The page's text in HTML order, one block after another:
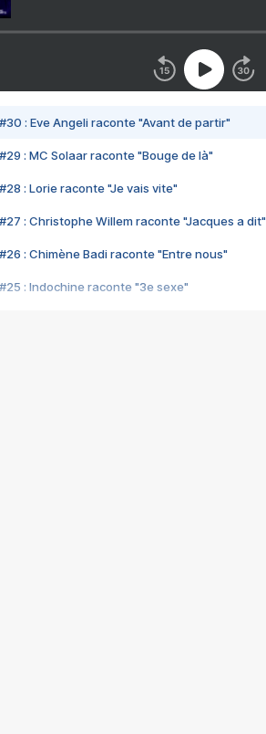
#30 : Eve Angeli raconte "Avant de partir"
#29 : MC Solaar raconte "Bouge de là"
#28 : Lorie raconte "Je vais vite"
#27 : Christophe Willem raconte "Jacques a dit"
#26 : Chimène Badi raconte "Entre nous"
#25 : Indochine raconte "3e sexe"